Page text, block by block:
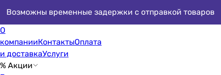
Возможны временные задержки с отправкой товаров
О
компанииКонтактыОплата
и доставкаУслуги
% Акции